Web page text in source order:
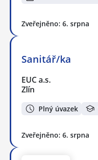
Zveřejněno: 6. srpna
Sanitář/ka
EUC a.s.
Zlín
Plný úvazek
Zveřejněno: 6. srpna